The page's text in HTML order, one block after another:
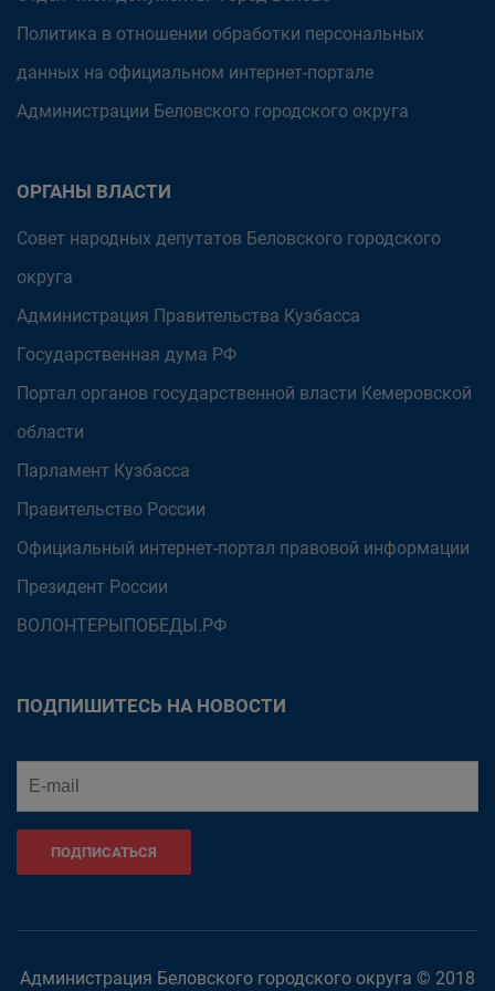
Политика в отношении обработки персональных
данных на официальном интернет-портале
Администрации Беловского городского округа
ОРГАНЫ ВЛАСТИ
Совет народных депутатов Беловского городского
округа
Администрация Правительства Кузбасса
Государственная дума РФ
Портал органов государственной власти Кемеровской
области
Парламент Кузбасса
Правительство России
Официальный интернет-портал правовой информации
Президент России
ВОЛОНТЕРЫПОБЕДЫ.РФ
ПОДПИШИТЕСЬ НА НОВОСТИ
ПОДПИСАТЬСЯ
Администрация Беловского городского округа © 2018